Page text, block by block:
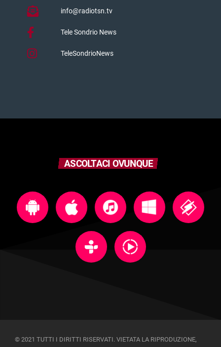
info@radiotsn.tv
Tele Sondrio News
TeleSondrioNews
ASCOLTACI OVUNQUE
© 2021 TUTTI I DIRITTI RISERVATI. VIETATA LA RIPRODUZIONE,